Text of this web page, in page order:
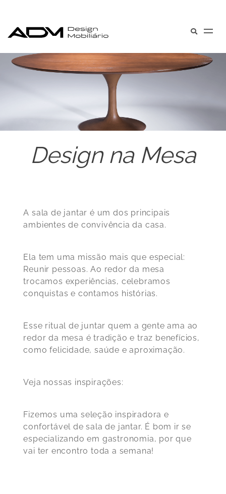
Design na Mesa
A sala de jantar é um dos principais
ambientes de convivência da casa.
Ela tem uma missão mais que especial:
Reunir pessoas. Ao redor da mesa
trocamos experiências, celebramos
conquistas e contamos histórias.
Esse ritual de juntar quem a gente ama ao
redor da mesa é tradição e traz benefícios,
como felicidade, saúde e aproximação.
Veja nossas inspirações:
Fizemos uma seleção inspiradora e
confortável de sala de jantar. É bom ir se
especializando em gastronomia, por que
vai ter encontro toda a semana!